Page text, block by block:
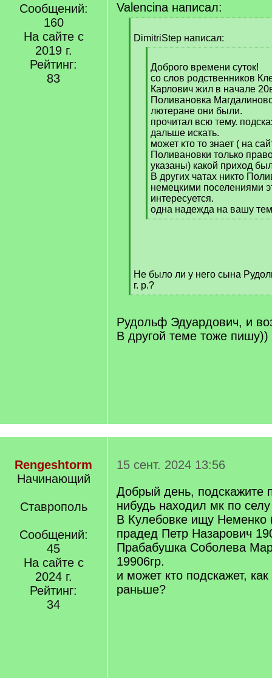
Сообщений:
160
На сайте с
2019 г.
Рейтинг:
83
Valencina написал:
q
DimitriStep написал:
q
]
Доброго времени суток!
со слов родственников
Карлович жил в начале
Поливановка
лютеране они были.
прочитал всю тему.
дальше искать.
может кто то знает ( на
Поливановки только
указаны) какой приход
В других чатах никто
немецкими поселениями
интересуется.
одна надежда на вашу
[
Не было ли у него сына
г. р.?
[
q
]
Рудольф Эдуардович, и
В другой теме тоже пишу))
Rengeshtorm
Начинающий
Ставрополь
Сообщений:
45
На сайте с
2024 г.
Рейтинг:
34
15 сент. 2024 13:56
Добрый день, подскажите
нибудь находил мк по
В Кулебовке ищу
прадед Петр Назарович
Прабабушка Соболева
19906гр.
и может кто подскажет,
раньше?